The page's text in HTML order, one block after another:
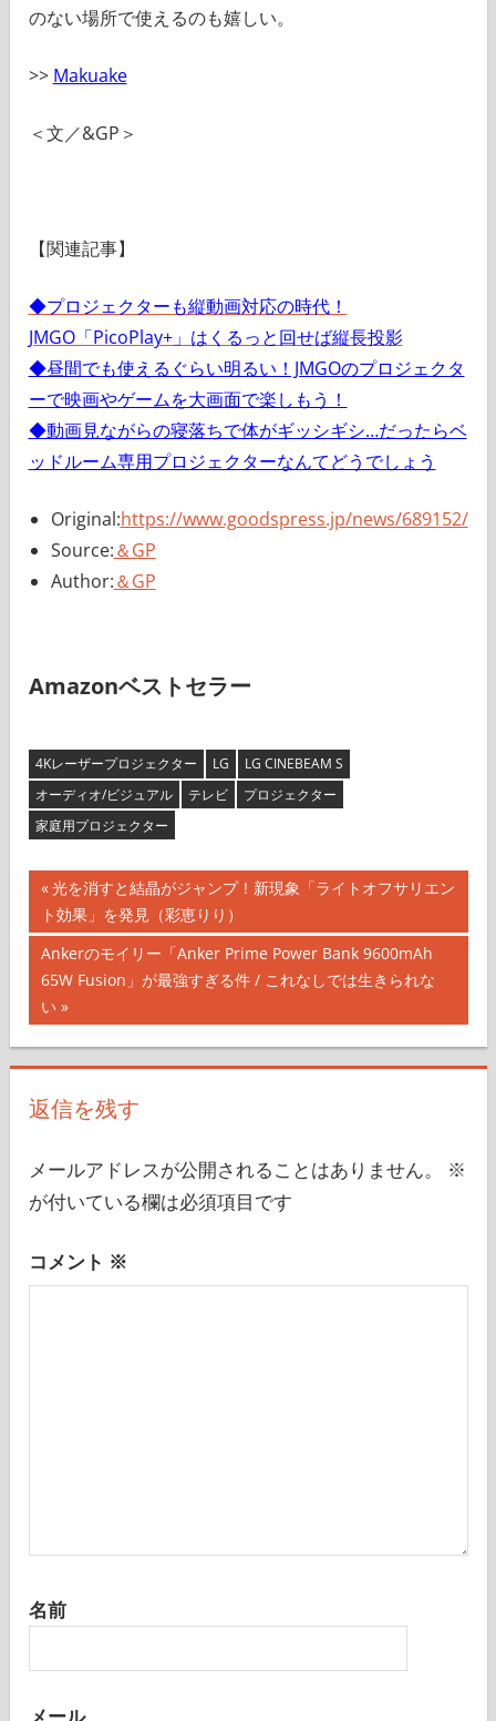
のない場所で使えるのも嬉しい。
>> Makuake
＜文／&GP＞
【関連記事】
◆プロジェクターも縦動画対応の時代！
JMGO「PicoPlay+」はくるっと回せば縦長投影
◆昼間でも使えるぐらい明るい！JMGOのプロジェクタ
ーで映画やゲームを大画面で楽しもう！
◆動画見ながらの寝落ちで体がギッシギシ…だったらベ
ッドルーム専用プロジェクターなんてどうでしょう
Original:https://www.goodspress.jp/news/689152/
Source:＆GP
Author:＆GP
Amazonベストセラー
4Kレーザープロジェクター LG
LG CINEBEAM S
オーディオ/ビジュアル
テレビ
プロジェクター
家庭用プロジェクター
投
稿
ナ
ビ
ゲ
ー
ョ
前
の
記
事:
光を消すと結晶がジャンプ！新現象「ライトオフサリエン
ト効果」を発見（彩恵りり）
次
の
記
Ankerのモイリー「Anker Prime Power Bank 9600mAh
65W Fusion」が最強すぎる件 / これなしでは生きられな
い
返信を残す
メールアドレスが公開されることはありません。
※
が付いている欄は必須項目です
コメント ※
名前
メール